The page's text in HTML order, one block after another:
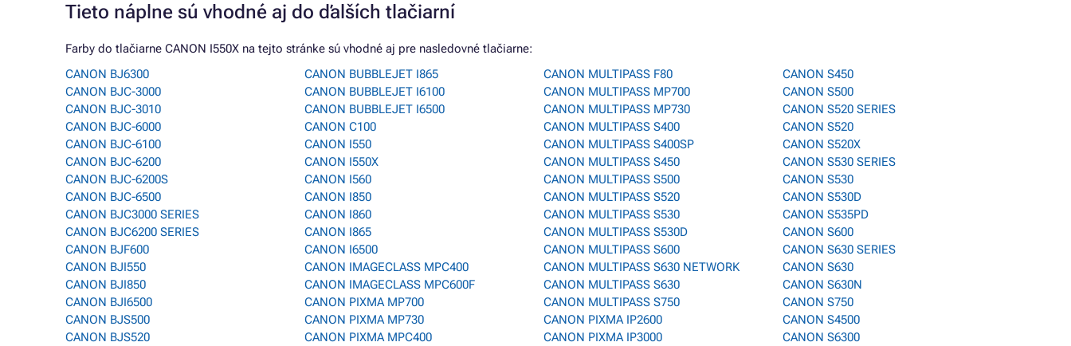
Tieto náplne sú vhodné aj do ďalších tlačiarní
Farby do tlačiarne CANON I550X na tejto stránke sú vhodné aj pre nasledovné tlačiarne:
CANON BJ6300
CANON BJC-3000
CANON BJC-3010
CANON BJC-6000
CANON BJC-6100
CANON BJC-6200
CANON BJC-6200S
CANON BJC-6500
CANON BJC3000 SERIES
CANON BJC6200 SERIES
CANON BJF600
CANON BJI550
CANON BJI850
CANON BJI6500
CANON BJS500
CANON BJS520
CANON BUBBLEJET I865
CANON BUBBLEJET I6100
CANON BUBBLEJET I6500
CANON C100
CANON I550
CANON I550X
CANON I560
CANON I850
CANON I860
CANON I865
CANON I6500
CANON IMAGECLASS MPC400
CANON IMAGECLASS MPC600F
CANON PIXMA MP700
CANON PIXMA MP730
CANON PIXMA MPC400
CANON MULTIPASS F80
CANON MULTIPASS MP700
CANON MULTIPASS MP730
CANON MULTIPASS S400
CANON MULTIPASS S400SP
CANON MULTIPASS S450
CANON MULTIPASS S500
CANON MULTIPASS S520
CANON MULTIPASS S530
CANON MULTIPASS S530D
CANON MULTIPASS S600
CANON MULTIPASS S630 NETWORK
CANON MULTIPASS S630
CANON MULTIPASS S750
CANON PIXMA IP2600
CANON PIXMA IP3000
CANON S450
CANON S500
CANON S520 SERIES
CANON S520
CANON S520X
CANON S530 SERIES
CANON S530
CANON S530D
CANON S535PD
CANON S600
CANON S630 SERIES
CANON S630
CANON S630N
CANON S750
CANON S4500
CANON S6300